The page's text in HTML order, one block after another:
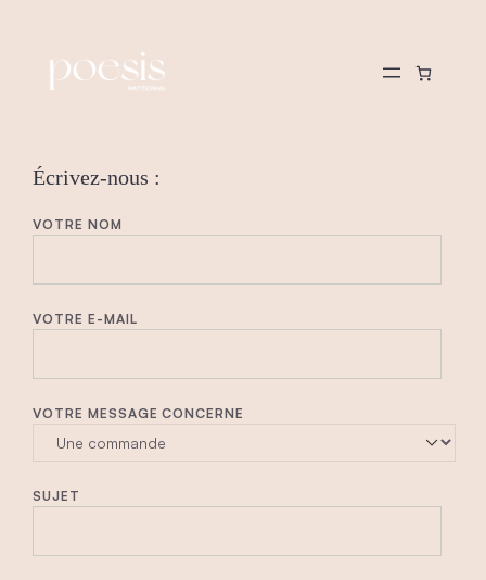
Écrivez-nous :
VOTRE NOM
VOTRE E-MAIL
VOTRE MESSAGE CONCERNE
SUJET